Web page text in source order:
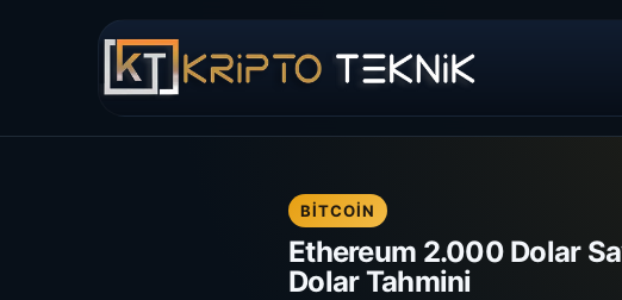
BITCOIN
Ethereum 2.000 Dolar
Dolar Tahmini